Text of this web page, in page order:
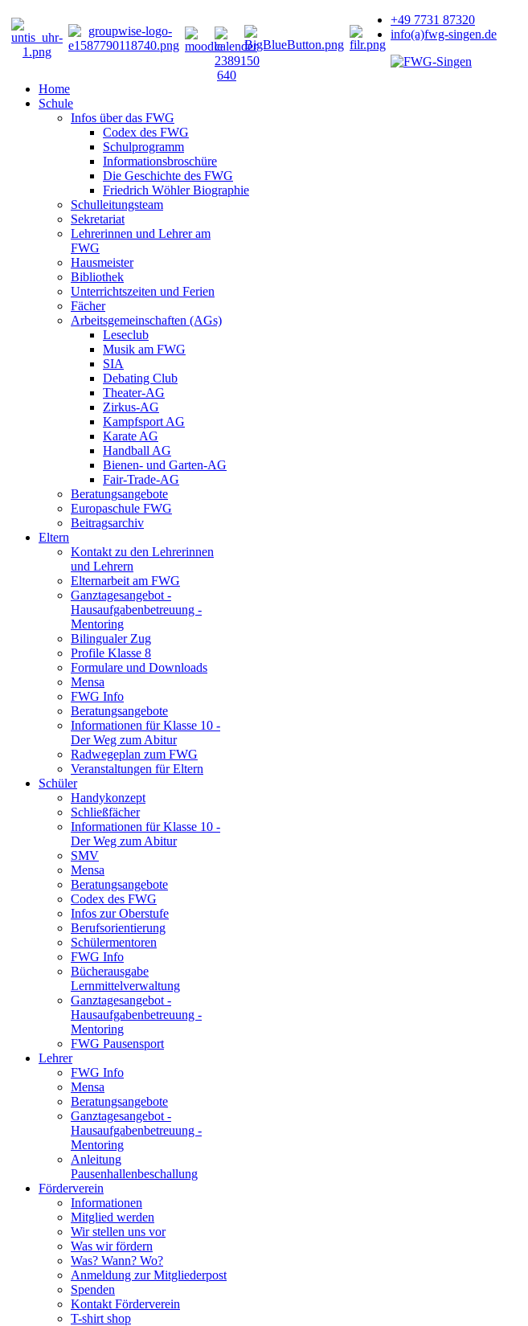
+49 7731 87320
info(a)fwg-singen.de
Home
Schule
Infos über das FWG
Codex des FWG
Schulprogramm
Informationsbroschüre
Die Geschichte des FWG
Friedrich Wöhler Biographie
Schulleitungsteam
Sekretariat
Lehrerinnen und Lehrer am
FWG
Hausmeister
Bibliothek
Unterrichtszeiten und Ferien
Fächer
Arbeitsgemeinschaften (AGs)
Leseclub
Musik am FWG
SIA
Debating Club
Theater-AG
Zirkus-AG
Kampfsport AG
Karate AG
Handball AG
Bienen- und Garten-AG
Fair-Trade-AG
Beratungsangebote
Europaschule FWG
Beitragsarchiv
Eltern
Kontakt zu den Lehrerinnen
und Lehrern
Elternarbeit am FWG
Ganztagesangebot -
Hausaufgabenbetreuung -
Mentoring
Bilingualer Zug
Profile Klasse 8
Formulare und Downloads
Mensa
FWG Info
Beratungsangebote
Informationen für Klasse 10 -
Der Weg zum Abitur
Radwegeplan zum FWG
Veranstaltungen für Eltern
Schüler
Handykonzept
Schließfächer
Informationen für Klasse 10 -
Der Weg zum Abitur
SMV
Mensa
Beratungsangebote
Codex des FWG
Infos zur Oberstufe
Berufsorientierung
Schülermentoren
FWG Info
Bücherausgabe
Lernmittelverwaltung
Ganztagesangebot -
Hausaufgabenbetreuung -
Mentoring
FWG Pausensport
Lehrer
FWG Info
Mensa
Beratungsangebote
Ganztagesangebot -
Hausaufgabenbetreuung -
Mentoring
Anleitung
Pausenhallenbeschallung
Förderverein
Informationen
Mitglied werden
Wir stellen uns vor
Was wir fördern
Was? Wann? Wo?
Anmeldung zur Mitgliederpost
Spenden
Kontakt Förderverein
T-shirt shop